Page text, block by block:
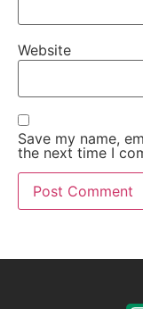
Website
Save my name,
the next time I